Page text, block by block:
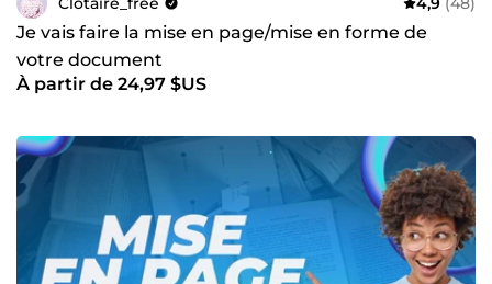
Je vais faire la mise en page/mise en forme de
votre document
À partir de 24,97 $US